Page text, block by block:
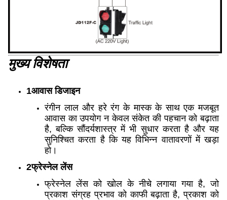
मुख्य विशेषता
1आवास डिजाइन
रंगीन लाल और हरे रंग के मास्क के साथ एक मजबूत
आवास का उपयोग न केवल संकेत की पहचान को बढ़ाता
है, बल्कि सौंदर्यशास्त्र में भी सुधार करता है और यह
सुनिश्चित करता है कि यह विभिन्न वातावरणों में खड़ा
हो।
2फ्रेस्नेल लेंस
फ्रेस्नेल लेंस को खोल के नीचे लगाया गया है, जो
प्रकाश संग्रह प्रभाव को काफी बढ़ाता है, प्रकाश को